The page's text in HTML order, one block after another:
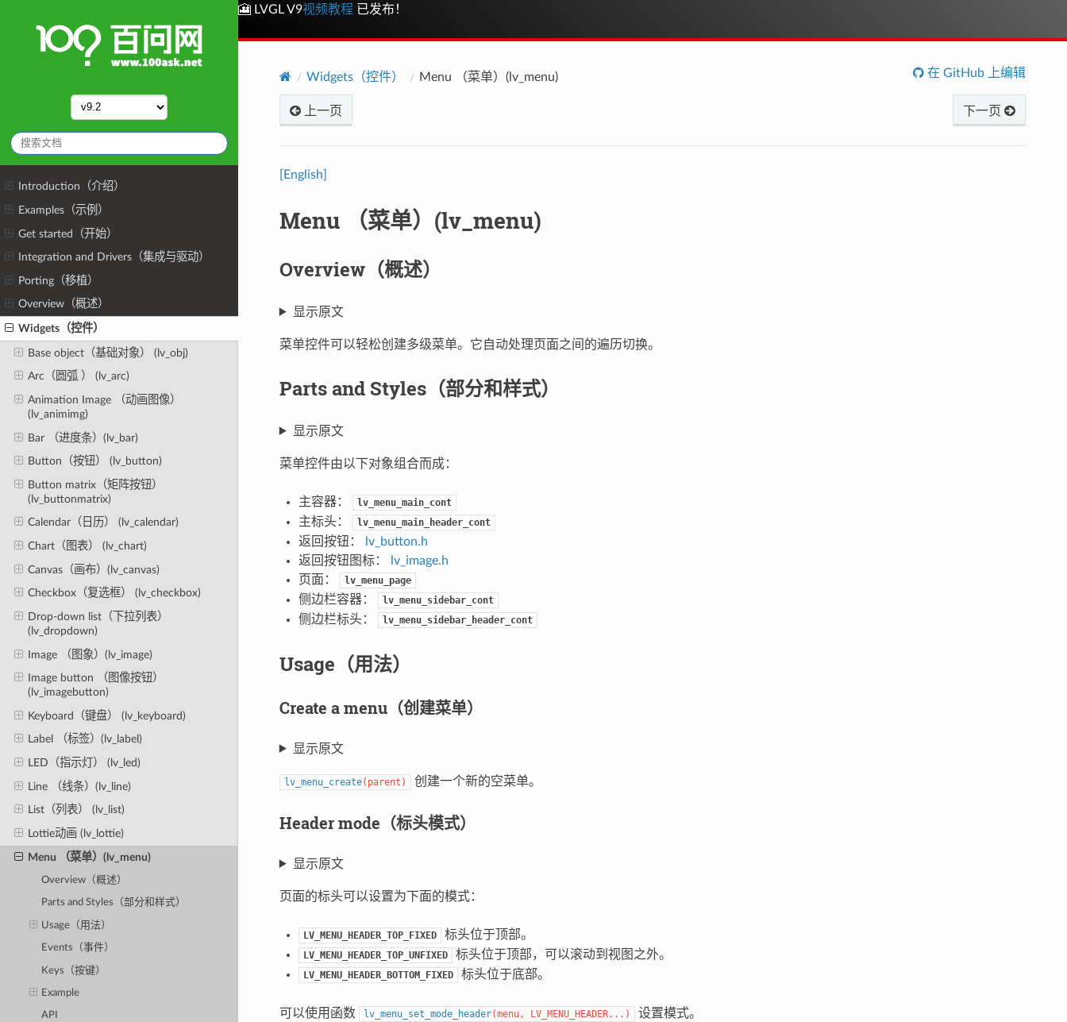
Introduction（介绍）
Examples（示例）
Get started（开始）
Integration and Drivers（集成与驱动）
Porting（移植）
Overview（概述）
Widgets（控件）
Base object（基础对象） (lv_obj)
Arc（圆弧 ） (lv_arc)
Animation Image （动画图像）
(lv_animimg)
Bar （进度条）(lv_bar)
Button（按钮） (lv_button)
Button matrix（矩阵按钮）
(lv_buttonmatrix)
Calendar（日历） (lv_calendar)
Chart（图表） (lv_chart)
Canvas（画布）(lv_canvas)
Checkbox（复选框） (lv_checkbox)
Drop-down list（下拉列表）
(lv_dropdown)
Image （图象）(lv_image)
Image button （图像按钮）
(lv_imagebutton)
Keyboard（键盘） (lv_keyboard)
Label （标签）(lv_label)
LED（指示灯） (lv_led)
Line （线条）(lv_line)
List（列表） (lv_list)
Lottie动画 (lv_lottie)
Menu （菜单）(lv_menu)
Overview（概述）
Parts and Styles（部分和样式）
Usage（用法）
Events（事件）
Keys（按键）
Example
API
🎦 LVGL V9视频教程 已发布！
Widgets（控件） Menu （菜单）(lv_menu) 在 GitHub 上编辑
上一页 下一页
[English]
Menu （菜单）(lv_menu)
Overview（概述）
显示原文
菜单控件可以轻松创建多级菜单。它自动处理页面之间的遍历切换。
Parts and Styles（部分和样式）
显示原文
菜单控件由以下对象组合而成：
主容器： lv_menu_main_cont
主标头： lv_menu_main_header_cont
返回按钮：
lv_button.h
返回按钮图标：
lv_image.h
页面：
lv_menu_page
侧边栏容器： lv_menu_sidebar_cont
侧边栏标头： lv_menu_sidebar_header_cont
Usage（用法）
Create a menu（创建菜单）
显示原文
lv_menu_create( parent ) 创建一个新的空菜单。
Header mode（标头模式）
显示原文
页面的标头可以设置为下面的模式：
LV_MENU_HEADER_TOP_FIXED 标头位于顶部。
LV_MENU_HEADER_TOP_UNFIXED 标头位于顶部，可以滚动到视图之外。
LV_MENU_HEADER_BOTTOM_FIXED 标头位于底部。
可以使用函数 lv_menu_set_mode_header(menu, LV_MENU_HEADER... ) 设置模式。